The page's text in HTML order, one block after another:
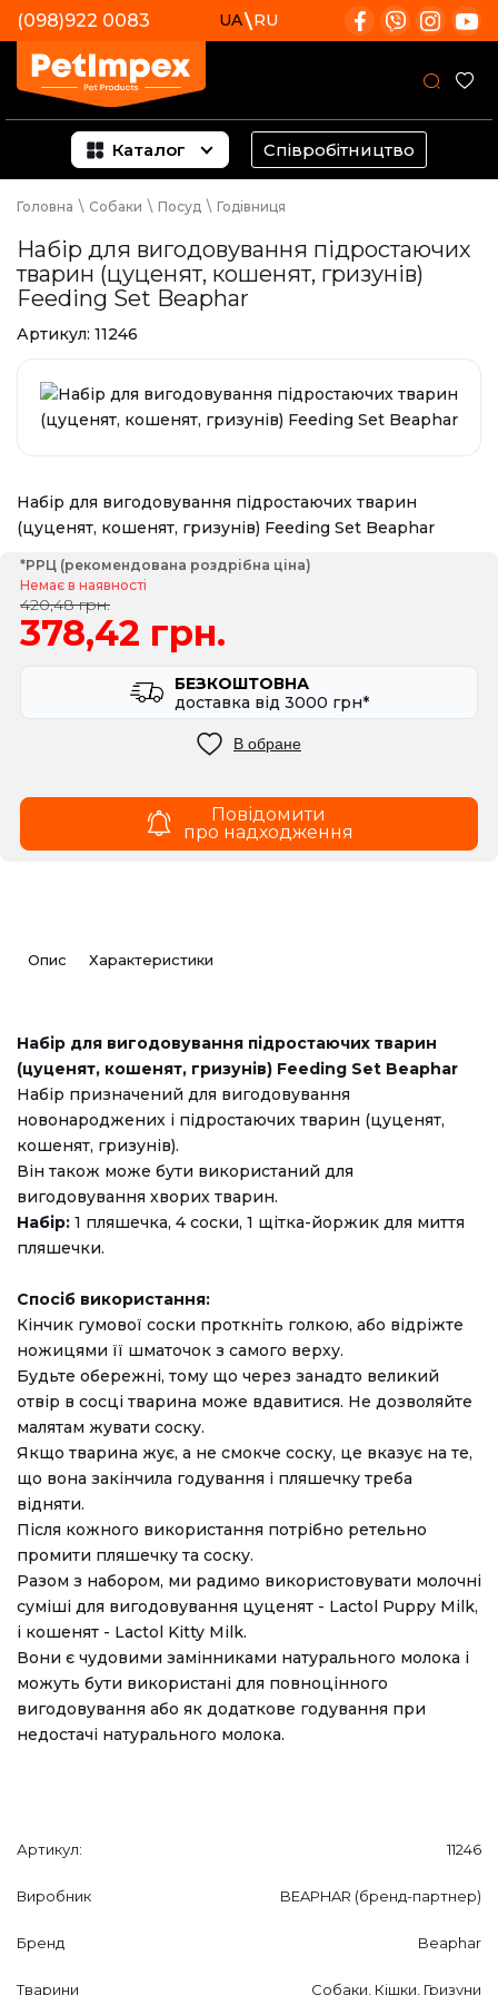
(098)922 0083 UA RU
Каталог Співробітництво
Головна \ Собаки \ Посуд \ Годівниця
Набір для вигодовування підростаючих
тварин (цуценят, кошенят, гризунів)
Feeding Set Beaphar
Артикул: 11246
Набір для вигодовування підростаючих тварин
(цуценят, кошенят, гризунів) Feeding Set Beaphar
420,48 грн.
378,42 грн.
*РРЦ (рекомендована роздрібна ціна)
БЕЗКОШТОВНА
доставка вiд 3000 грн*
В обране
Немає в наявності
Повідомити
про надходження
Опис Характеристики
Набір для вигодовування підростаючих тварин
(цуценят, кошенят, гризунів) Feeding Set Beaphar
Набір призначений для вигодовування
новонароджених і підростаючих тварин (цуценят,
кошенят, гризунів).
Він також може бути використаний для
вигодовування хворих тварин.
Набір: 1 пляшечка, 4 соски, 1 щітка-йоржик для миття
пляшечки.
Спосіб використання:
Кінчик гумової соски проткніть голкою, або відріжте
ножицями її шматочок з самого верху.
Будьте обережні, тому що через занадто великий
отвір в сосці тварина може вдавитися. Не дозволяйте
малятам жувати соску.
Якщо тварина жує, а не смокче соску, це вказує на те,
що вона закінчила годування і пляшечку треба
відняти.
Після кожного використання потрібно ретельно
промити пляшечку та соску.
Разом з набором, ми радимо використовувати молочні
суміші для вигодовування цуценят - Lactol Puppy Milk,
і кошенят - Lactol Kitty Milk.
Вони є чудовими замінниками натурального молока і
можуть бути використані для повноцінного
вигодовування або як додаткове годування при
недостачі натурального молока.
Артикул: 11246
Виробник BEAPHAR (бренд-партнер)
Бренд Beaphar
Тварини Собаки, Кішки, Гризуни